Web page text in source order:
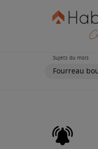
Sujets du mois
Fourreau